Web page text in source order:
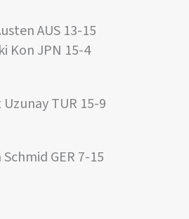
AUS 13-15
Kon JPN 15-4
TUR 15-9
GER 7-15